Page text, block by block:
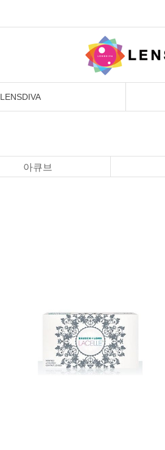
LENSDIVA
아큐브